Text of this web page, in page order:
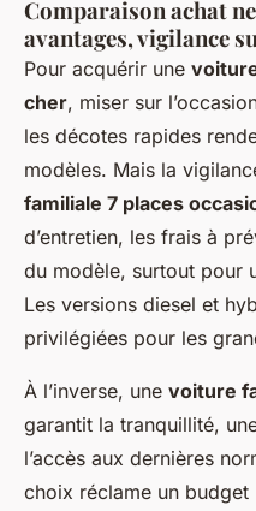
Comparaison achat
avantages, vigilance
Pour acquérir une
cher, miser sur
les décotes rapides
modèles. Mais la
familiale 7 places
d’entretien, les frais à
du modèle, surtout pour
Les versions diesel et
privilégiées pour les
À l’inverse, une voiture
garantit la tranquillité,
l’accès aux dernières
choix réclame un budget